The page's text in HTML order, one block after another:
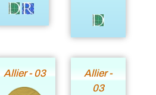
Allier - 03
Allier -
03